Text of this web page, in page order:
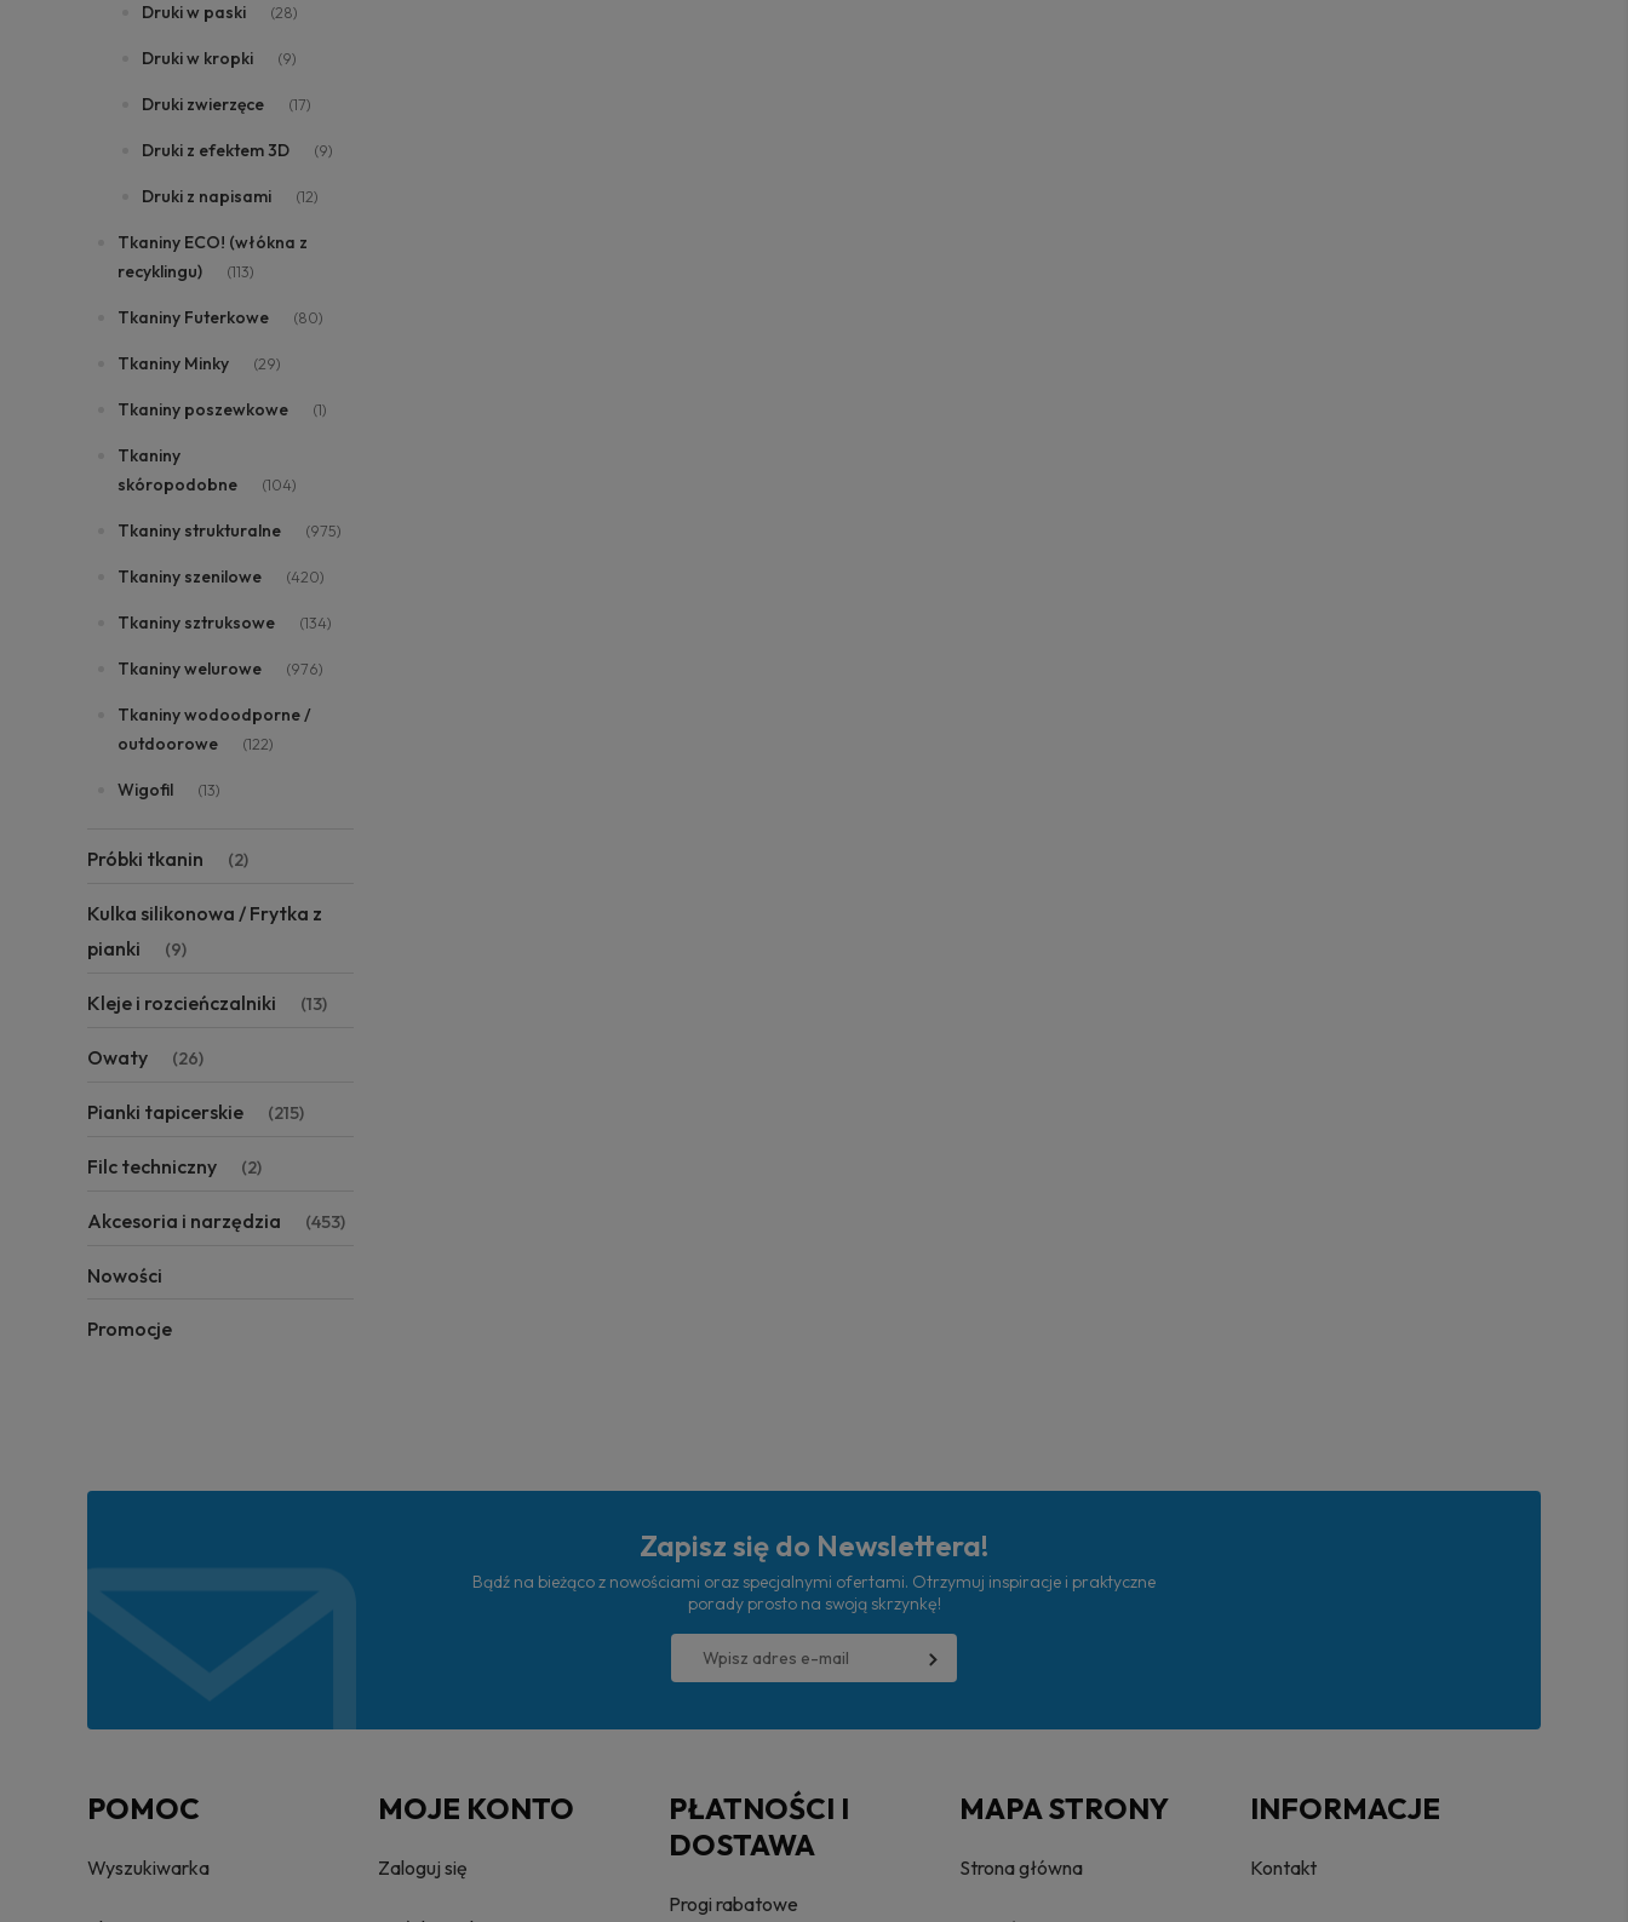
Druki w paski (28)
Druki w kropki (9)
Druki zwierzęce (17)
Druki z efektem 3D (9)
Druki z napisami (12)
Tkaniny ECO! (włókna z
recyklingu)
(113)
Tkaniny Futerkowe (80)
Tkaniny Minky (29)
Tkaniny poszewkowe (1)
Tkaniny
skóropodobne
(104)
Tkaniny strukturalne (975)
Tkaniny szenilowe (420)
Tkaniny sztruksowe (134)
Tkaniny welurowe (976)
Tkaniny wodoodporne /
outdoorowe
(122)
Wigofil (13)
Próbki tkanin (2)
Kulka silikonowa / Frytka z
pianki
(9)
Kleje i rozcieńczalniki (13)
Owaty (26)
Pianki tapicerskie (215)
Filc techniczny (2)
Akcesoria i narzędzia (453)
Nowości
Promocje
Zapisz się do Newslettera!
Bądź na bieżąco z nowościami oraz specjalnymi ofertami. Otrzymuj inspiracje i praktyczne
porady prosto na swoją skrzynkę!
POMOC
Wyszukiwarka
MOJE KONTO
Zaloguj się
PŁATNOŚCI I
DOSTAWA
Progi rabatowe
MAPA STRONY
Strona główna
INFORMACJE
Kontakt